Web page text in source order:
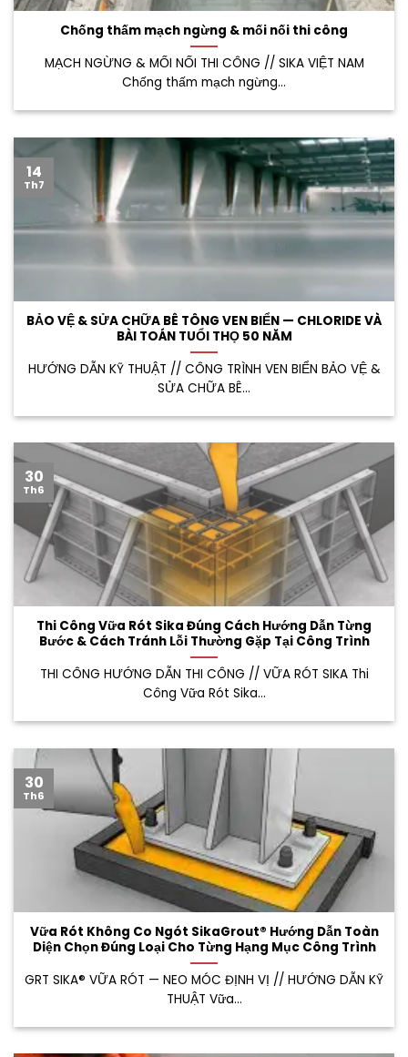
Chống thấm mạch ngừng & mối nối thi công
MẠCH NGỪNG & MỐI NỐI THI CÔNG // SIKA VIỆT NAM
Chống thấm mạch ngừng...
BẢO VỆ & SỬA CHỮA BÊ TÔNG VEN BIỂN — CHLORIDE VÀ
BÀI TOÁN TUỔI THỌ 50 NĂM
HƯỚNG DẪN KỸ THUẬT // CÔNG TRÌNH VEN BIỂN BẢO VỆ &
SỬA CHỮA BÊ...
14
Th7
Thi Công Vữa Rót Sika Đúng Cách Hướng Dẫn Từng
Bước & Cách Tránh Lỗi Thường Gặp Tại Công Trình
THI CÔNG HƯỚNG DẪN THI CÔNG // VỮA RÓT SIKA Thi
Công Vữa Rót Sika...
30
Th6
Vữa Rót Không Co Ngót SikaGrout® Hướng Dẫn Toàn
Diện Chọn Đúng Loại Cho Từng Hạng Mục Công Trình
GRT SIKA® VỮA RÓT — NEO MÓC ĐỊNH VỊ // HƯỚNG DẪN KỸ
THUẬT Vữa...
30
Th6